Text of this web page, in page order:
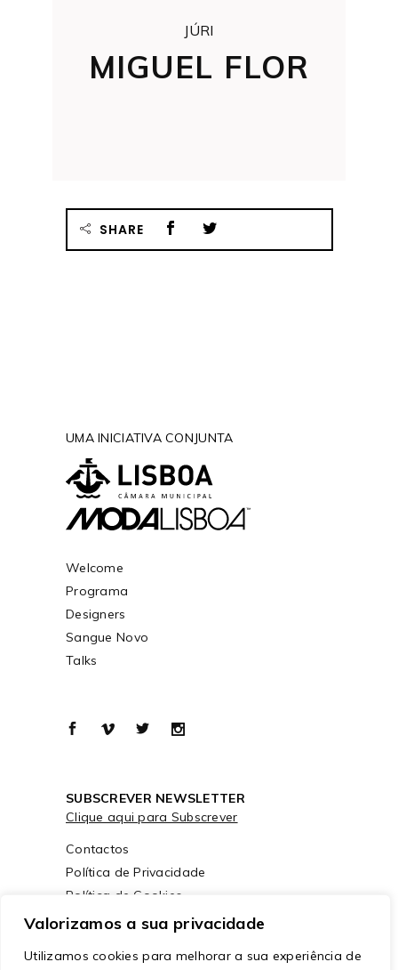
Valorizamos a sua privacidade
Utilizamos cookies para melhorar a sua experiência de
JÚRI
MIGUEL FLOR
SHARE
UMA INICIATIVA CONJUNTA
Welcome
Programa
Designers
Sangue Novo
Talks
SUBSCREVER NEWSLETTER
Clique aqui para Subscrever
Contactos
Política de Privacidade
Política de Cookies